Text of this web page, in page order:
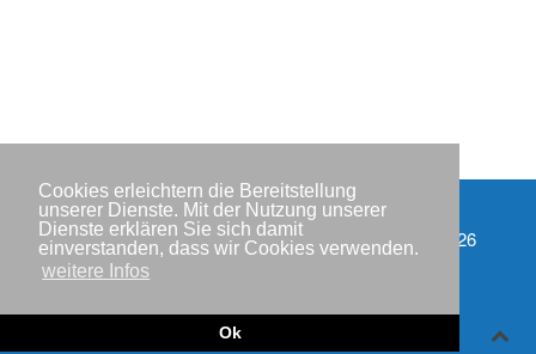
Cookies erleichtern die Bereitstellung
unserer Dienste. Mit der Nutzung unserer
Dienste erklären Sie sich damit
einverstanden, dass wir Cookies verwenden.
weitere Infos
Ok
Impressum
Datenschutzerklärung
Kontakt
Copyright © IWR 2026